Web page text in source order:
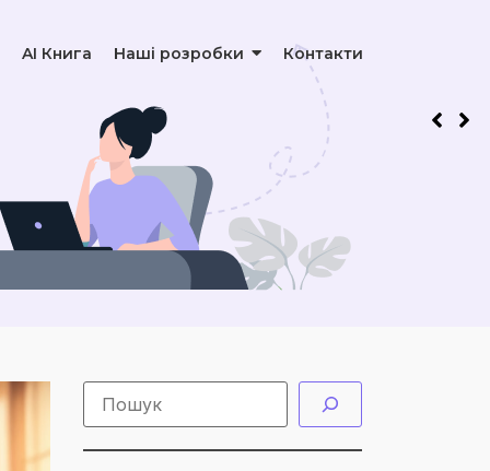
AI Книга Наші розробки Контакти